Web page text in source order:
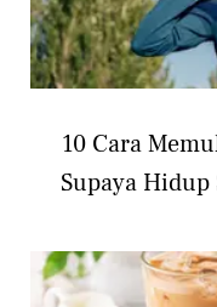
10 Cara
Supaya